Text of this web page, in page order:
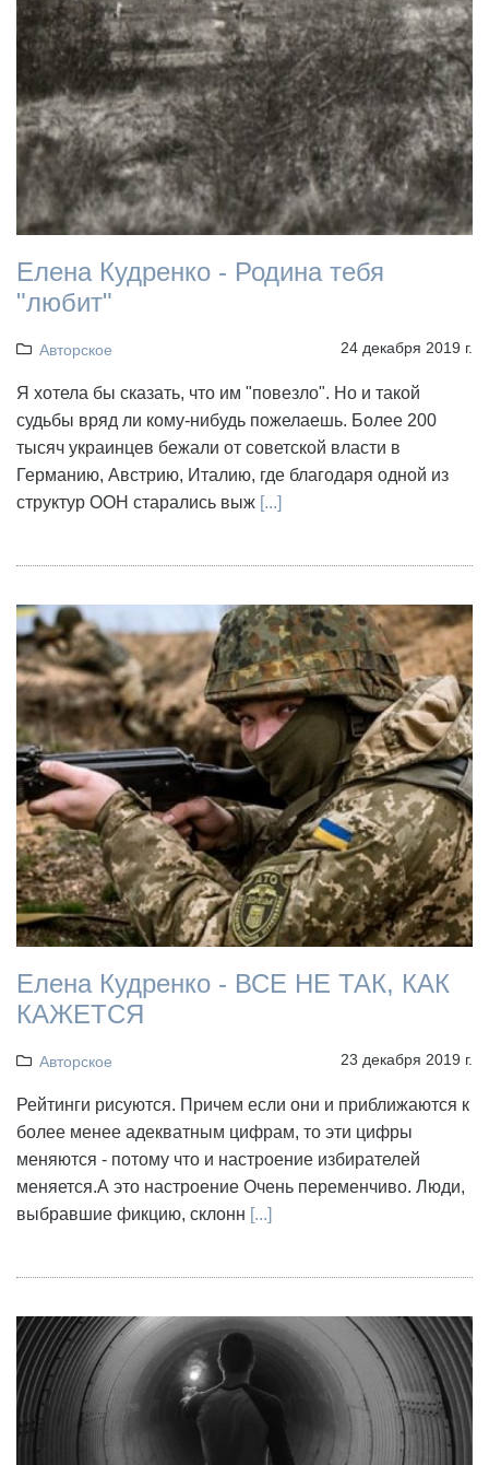
Елена Кудренко - Родина тебя
"любит"
Авторское 24 декабря 2019 г.
Я хотела бы сказать, что им "повезло". Но и такой
судьбы вряд ли кому-нибудь пожелаешь. Более 200
тысяч украинцев бежали от советской власти в
Германию, Австрию, Италию, где благодаря одной из
структур ООН старались выж [...]
Елена Кудренко - ВСЕ НЕ ТАК, КАК
КАЖЕТСЯ
Авторское 23 декабря 2019 г.
Рейтинги рисуются. Причем если они и приближаются к
более менее адекватным цифрам, то эти цифры
меняются - потому что и настроение избирателей
меняется.А это настроение Очень переменчиво. Люди,
выбравшие фикцию, склонн [...]